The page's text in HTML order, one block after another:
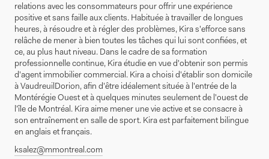
relations avec les consommateurs pour offrir une expérience
positive et sans faille aux clients. Habituée à travailler de longues
heures, à résoudre et à régler des problèmes, Kira s'efforce sans
relâche de mener à bien toutes les tâches qui lui sont confiées, et
ce, au plus haut niveau. Dans le cadre de sa formation
professionnelle continue, Kira étudie en vue d'obtenir son permis
d'agent immobilier commercial. Kira a choisi d'établir son domicile
à VaudreuilDorion, afin d'être idéalement située à l'entrée de la
Montérégie Ouest et à quelques minutes seulement de l'ouest de
l'île de Montréal. Kira aime mener une vie active et se consacre à
son entraînement en salle de sport. Kira est parfaitement bilingue
en anglais et français.
ksalez@mmontreal.com